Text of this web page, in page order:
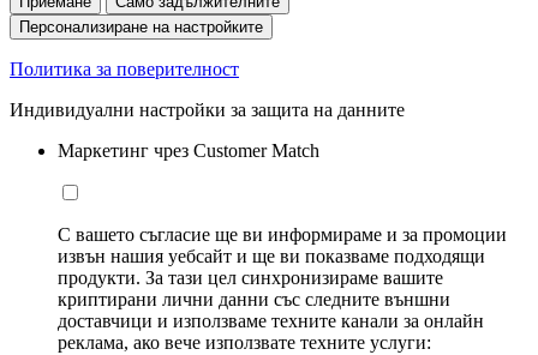
Персонализиране на настройките
Политика за поверителност
Индивидуални настройки за защита на данните
Маркетинг чрез Customer Match
С вашето съгласие ще ви информираме и за промоции
извън нашия уебсайт и ще ви показваме подходящи
продукти. За тази цел синхронизираме вашите
криптирани лични данни със следните външни
доставчици и използваме техните канали за онлайн
реклама, ако вече използвате техните услуги: